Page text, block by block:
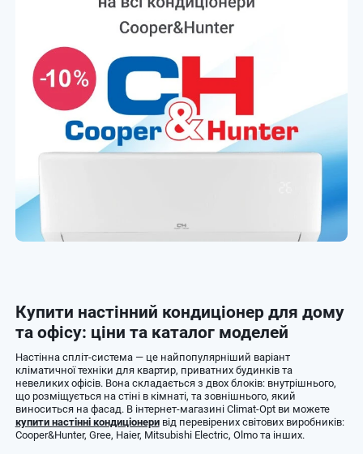
Купити настінний кондиціонер для дому
та офісу: ціни та каталог моделей
Настінна спліт-система — це найпопулярніший варіант
кліматичної техніки для квартир, приватних будинків та
невеликих офісів. Вона складається з двох блоків: внутрішнього,
що розміщується на стіні в кімнаті, та зовнішнього, який
виноситься на фасад. В інтернет-магазині Climat-Opt ви можете
купити настінні кондиціонеривід перевірених світових виробників:
Cooper&Hunter, Gree, Haier, Mitsubishi Electric, Olmo та інших.